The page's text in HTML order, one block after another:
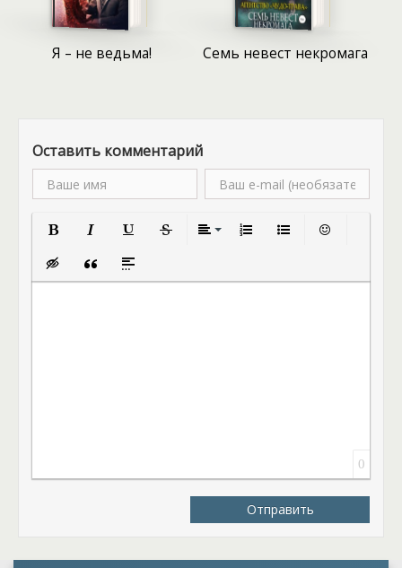
намерений. Но однажды фортуна отвернулась от
нее, и она по несчастливой случайности
столкнулась с магом-искателем, чьи способности
смятение в ее и без того беспокойную жизнь.
Тауре предстояло поладить с девочкой, найти с
ней общий язык, завоевать доверие. Задача
непростая, учитывая ее прошлое и необходимость
скрывать свою истинную сущность. Подробности
ждут читателей в книге.
Я – не ведьма! Семь невест некромага
Оставить комментарий
Полужирный Подчеркнутый
Вставка скрытого текста
Вставка цитаты
Вставка спойлера
0
Отправить